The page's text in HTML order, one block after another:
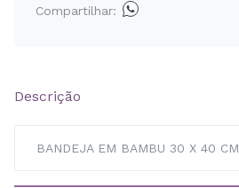
Compartilhar:
Descrição
BANDEJA EM BAMBU 30 X 40 CM